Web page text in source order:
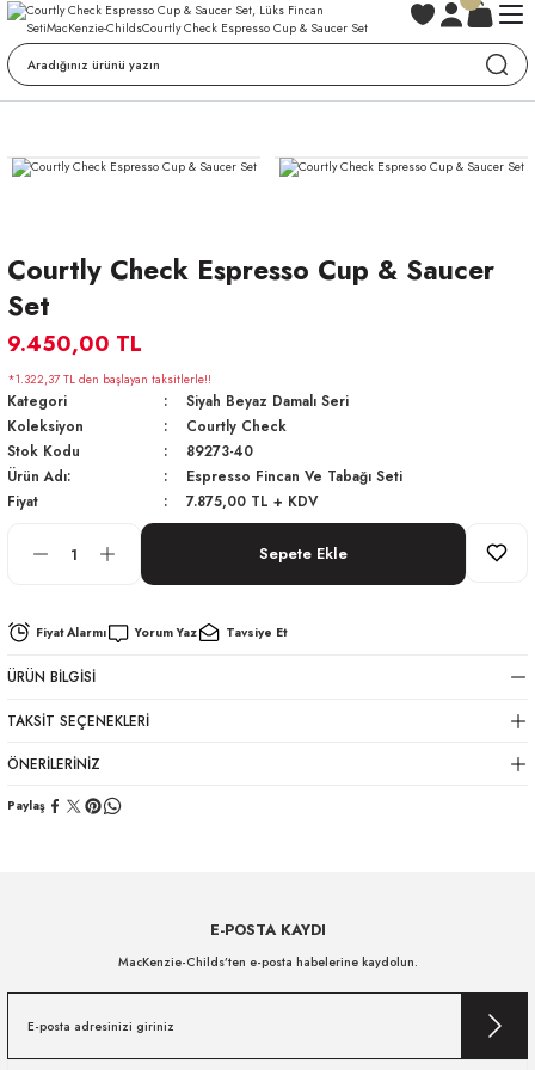
Courtly Check Espresso Cup & Saucer
Set
9.450,00 TL
*1.322,37 TL den başlayan taksitlerle!!
Kategori
Siyah Beyaz Damalı Seri
Koleksiyon
Courtly Check
Stok Kodu
89273-40
Ürün Adı:
Espresso Fincan Ve Tabağı Seti
Fiyat
7.875,00 TL + KDV
Sepete Ekle
Fiyat Alarmı Yorum Yaz Tavsiye Et
ÜRÜN BILGISI
TAKSIT SEÇENEKLERI
ÖNERILERINIZ
Paylaş
E-POSTA KAYDI
MacKenzie-Childs’ten e-posta habelerine kaydolun.